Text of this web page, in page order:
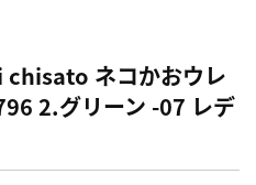
ネコかおウレ
2.グリーン -07 レデ